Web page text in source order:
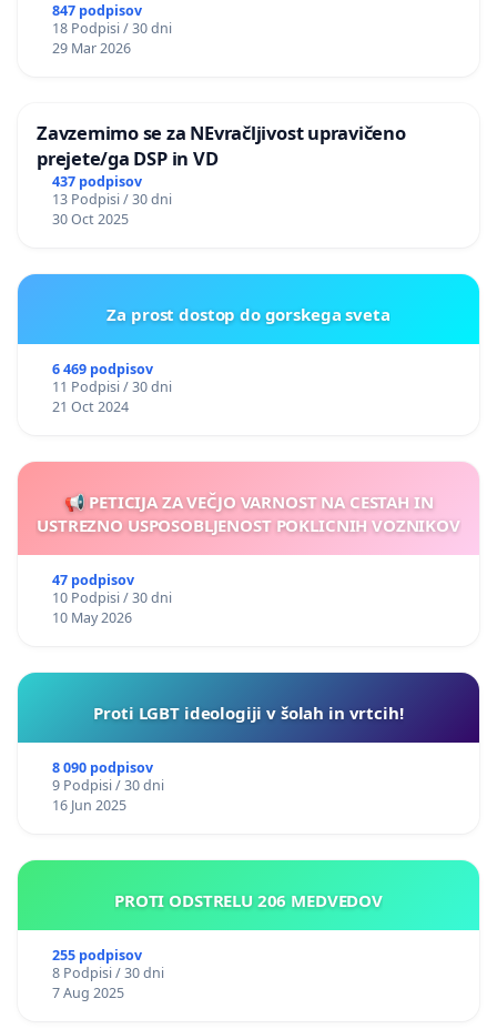
847 podpisov
18 Podpisi / 30 dni
29 Mar 2026
Zavzemimo se za NEvračljivost upravičeno
prejete/ga DSP in VD
437 podpisov
13 Podpisi / 30 dni
30 Oct 2025
Za prost dostop do gorskega sveta
6 469 podpisov
11 Podpisi / 30 dni
21 Oct 2024
📢 PETICIJA ZA VEČJO VARNOST NA CESTAH IN
USTREZNO USPOSOBLJENOST POKLICNIH VOZNIKOV
47 podpisov
10 Podpisi / 30 dni
10 May 2026
Proti LGBT ideologiji v šolah in vrtcih!
8 090 podpisov
9 Podpisi / 30 dni
16 Jun 2025
PROTI ODSTRELU 206 MEDVEDOV
255 podpisov
8 Podpisi / 30 dni
7 Aug 2025